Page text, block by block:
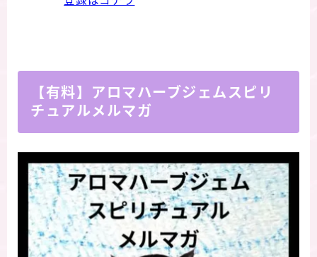
【有料】アロマハーブジェムスピリ
チュアルメルマガ